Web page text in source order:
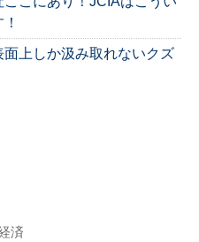
上しか汲み取れないクズ
済